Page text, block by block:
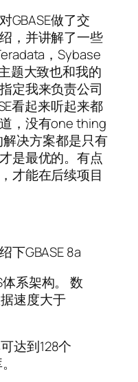
GBASE做了交
，并讲解了一些
，Sybase
题大致也和我的
定我来负责公司
看起来听起来都
，没有one thing
决方案都是只有
是最优的。有点
才能在后续项目
下GBASE 8a
系架构。 数
速度大于
达到128个